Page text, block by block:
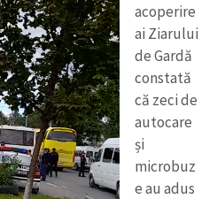
acoperire
ai Ziarului
de Gardă
constată
că zeci de
autocare
și
microbuz
e au adus